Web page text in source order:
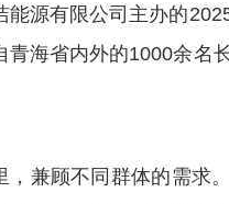
源有限公司主办的
海省内外的1000余名
兼顾不同群体的需求